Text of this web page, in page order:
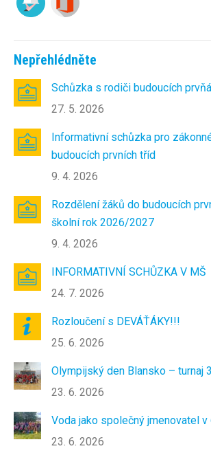
Nepřehlédněte
Schůzka s rodiči budoucích
27. 5. 2026
Informativní schůzka pro
budoucích prvních tříd
9. 4. 2026
Rozdělení žáků do budoucích
školní rok 2026/2027
9. 4. 2026
INFORMATIVNÍ SCHŮZKA V MŠ
24. 7. 2026
Rozloučení s DEVÁŤÁKY!!!
25. 6. 2026
Olympijský den Blansko – turnaj
23. 6. 2026
Voda jako společný jmenovatel v
23. 6. 2026